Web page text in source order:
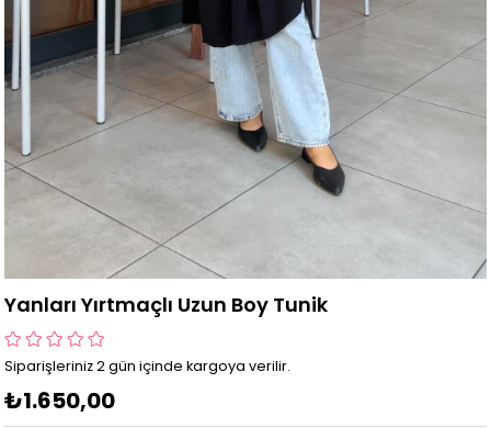
Yanları Yırtmaçlı Uzun Boy Tunik
Siparişleriniz 2 gün içinde kargoya verilir.
₺1.650,00